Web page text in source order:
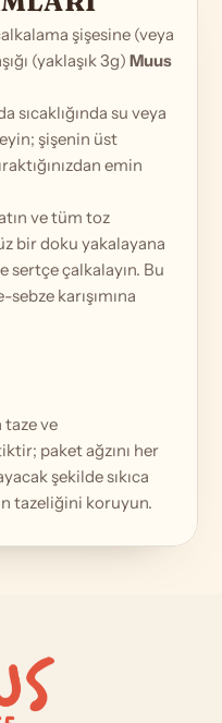
şişesine (veya
(yaklaşık 3g) Muus
sıcaklığında su veya
şişenin üst
emin
ve tüm toz
bir doku yakalayana
sertçe çalkalayın. Bu
karışımına
taze ve
paket ağzını her
şekilde sıkıca
tazeliğini koruyun.